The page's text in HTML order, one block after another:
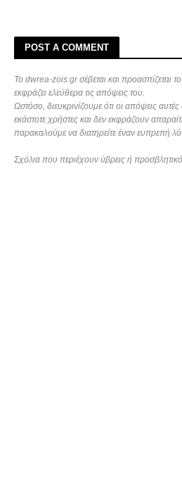
POST A COMMENT
Το dwrea-zois.gr σέβεται και προασπίζεται
εκφράζει ελεύθερα τις απόψεις του.
Ωστόσο, διευκρινίζουμε ότι οι απόψεις
εκάστοτε χρήστες και δεν εκφράζουν
παρακαλούμε να διατηρείτε έναν ευπρεπή
Σχόλια που περιέχουν ύβρεις ή